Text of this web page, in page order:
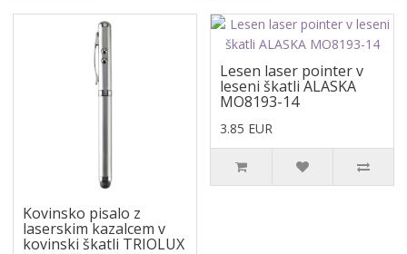
Kovinsko pisalo z
laserskim kazalcem v
kovinski škatli TRIOLUX
Lesen laser pointer v
leseni škatli ALASKA
MO8193-14
3.85 EUR